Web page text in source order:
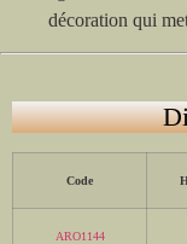
décoration qui
Code
ARO1144